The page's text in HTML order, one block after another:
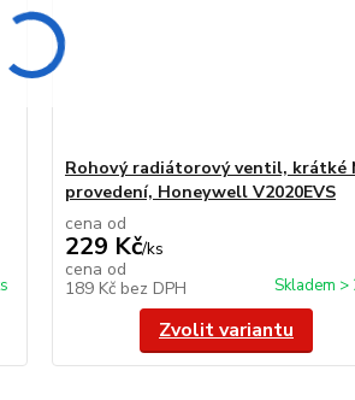
Rohový radiátorový ventil, krátké
provedení, Honeywell V2020EVS
cena od
229 Kč/ks
cena od
189 Kč bez DPH Skladem >
Zvolit variantu